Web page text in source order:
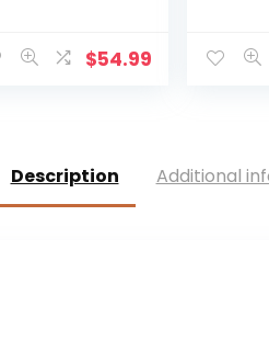
$54.99
Desktop
Description Additional